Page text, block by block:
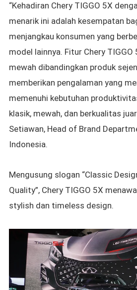
“Kehadiran Chery TIGGO 5X
menarik ini adalah kesempatan
menjangkau konsumen yang
model lainnya. Fitur Chery TIGGO
mewah dibandingkan produk
memberikan pengalaman yang
memenuhi kebutuhan
klasik, mewah, dan berkualitas
Setiawan, Head of Brand
Indonesia.
Mengusung slogan “Classic
Quality”, Chery TIGGO 5X
stylish dan timeless design.